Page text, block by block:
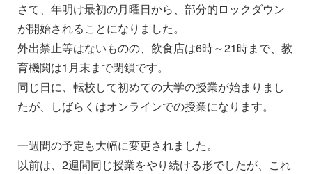
さて、年明け最初の月曜日から、部分的ロックダウン
が開始されることになりました。
外出禁止等はないものの、飲食店は6時～21時まで、教
育機関は1月末まで閉鎖です。
同じ日に、転校して初めての大学の授業が始まりまし
たが、しばらくはオンラインでの授業になります。
一週間の予定も大幅に変更されました。
以前は、2週間同じ授業をやり続ける形でしたが、これ